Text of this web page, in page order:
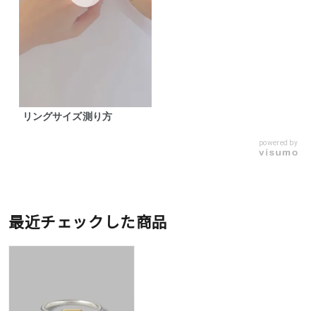
リングサイズ測り方
powered by
最近チェックした商品